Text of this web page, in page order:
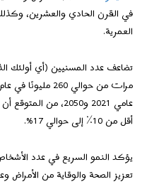
في القرن الحادي والعشرين،
العمرية.
عامي 2021 و2050،
أقل من 10٪ إلى حوالي 17%.
يؤكد النمو السريع في عدد
تعزيز الصحة والوقاية من الأمراض